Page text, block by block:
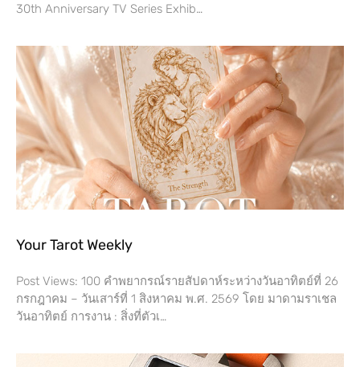
30th Anniversary TV Series Exhib…
Your Tarot Weekly
Post Views: 100 คำพยากรณ์รายสัปดาห์ระหว่างวันอาทิตย์ที่ 26
กรกฎาคม – วันเสาร์ที่​ 1 สิงหาคม พ.ศ. 2569 โดย​ มาดามราเชล
วันอาทิตย์ การงาน​ : สิ่งที่ตัวเ…